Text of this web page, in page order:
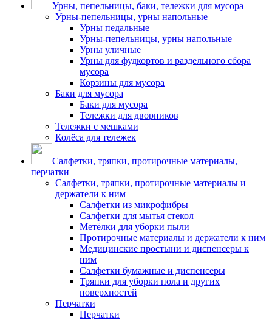
Урны, пепельницы, баки, тележки для мусора
Урны-пепельницы, урны напольные
Урны педальные
Урны-пепельницы, урны напольные
Урны уличные
Урны для фудкортов и раздельного сбора
мусора
Корзины для мусора
Баки для мусора
Баки для мусора
Тележки для дворников
Тележки с мешками
Колёса для тележек
Салфетки, тряпки, протирочные материалы,
перчатки
Салфетки, тряпки, протирочные материалы и
держатели к ним
Салфетки из микрофибры
Салфетки для мытья стекол
Метёлки для уборки пыли
Протирочные материалы и держатели к ним
Медицинские простыни и диспенсеры к
ним
Салфетки бумажные и диспенсеры
Тряпки для уборки пола и других
поверхностей
Перчатки
Перчатки